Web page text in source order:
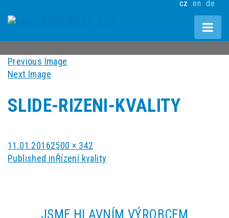
cz en de
Previous Image
Next Image
SLIDE-RIZENI-KVALITY
Posted
on
11.01.2016Full
size
2500 × 342
NAVIGACE
Published inŘízení kvality
JSME HLAVNÍM VÝROBCEM